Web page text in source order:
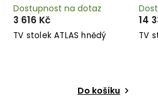
TV stolek ATLAS hnědý
Dostupnost na dotaz
3 616 Kč
Do košíku
TV
14